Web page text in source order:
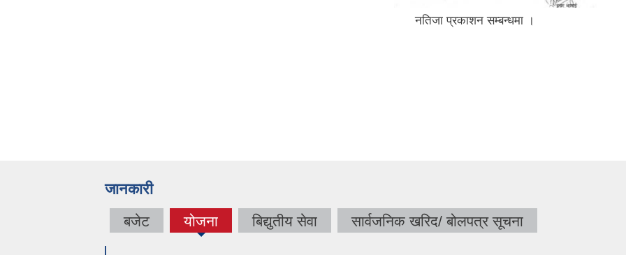
नतिजा प्रकाशन सम्बन्धमा ।
जानकारी
बजेट योजना
(active
बिद्युतीय सेवा सार्वजनिक खरिद/ बोलपत्र सूचना